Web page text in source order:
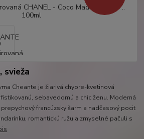
svieža
Cheante je žiarivá chypre-kvetinová
sebavedomú a chic ženu. Moderná
francúzsky šarm a nadčasový pocit
romantickú ružu a zmyselné pačuli s